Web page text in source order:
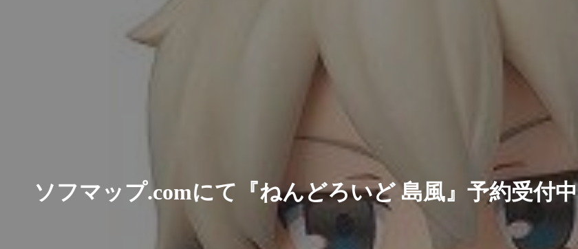
ソフマップ.comにて『ねんどろいど 島風』予約受付中